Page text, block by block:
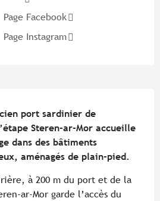
Page Facebook
Page Instagram
port sardinier de
Steren-ar-Mor accueille
dans des bâtiments
aménagés de plain-pied.
à 200 m du port et de la
ar-Mor garde l’accès du